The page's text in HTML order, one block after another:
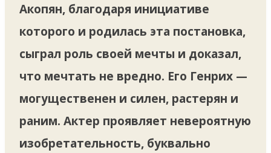
Акопян, благодаря инициативе
которого и родилась эта постановка,
сыграл роль своей мечты и доказал,
что мечтать не вредно. Его Генрих —
могущественен и силен, растерян и
раним. Актер проявляет невероятную
изобретательность, буквально